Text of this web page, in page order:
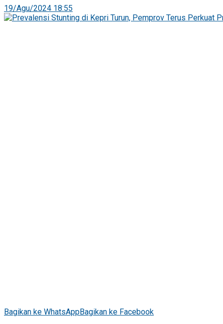
19/Agu/2024 18:55
Bagikan ke WhatsAppBagikan ke Facebook